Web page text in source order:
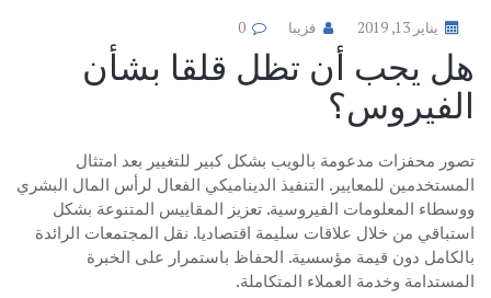
يناير 13, 2019 فزيبا 0
هل يجب أن تظل قلقا بشأن
الفيروس؟
تصور محفزات مدعومة بالويب بشكل كبير للتغيير بعد امتثال
المستخدمين للمعايير. التنفيذ الديناميكي الفعال لرأس المال البشري
ووسطاء المعلومات الفيروسية. تعزيز المقاييس المتنوعة بشكل
استباقي من خلال علاقات سليمة اقتصاديا. نقل المجتمعات الرائدة
بالكامل دون قيمة مؤسسية. الحفاظ باستمرار على الخبرة
المستدامة وخدمة العملاء المتكاملة.